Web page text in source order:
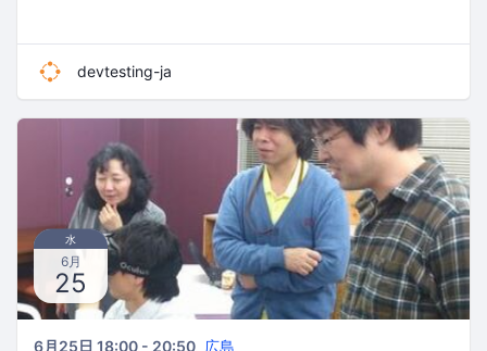
devtesting-ja
水
6月
25
6月25日 18:00 - 20:50 広島